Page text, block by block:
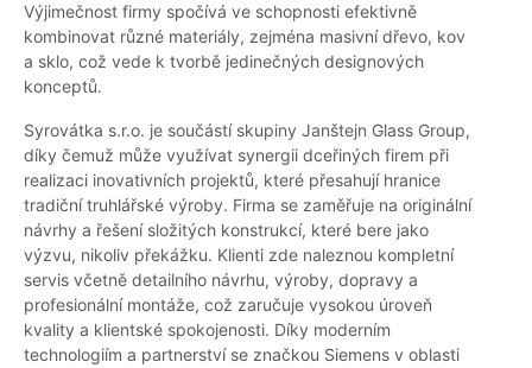
Výjimečnost firmy spočívá ve schopnosti efektivně
kombinovat různé materiály, zejména masivní dřevo, kov
a sklo, což vede k tvorbě jedinečných designových
konceptů.
Syrovátka s.r.o. je součástí skupiny Janštejn Glass Group,
díky čemuž může využívat synergii dceřiných firem při
realizaci inovativních projektů, které přesahují hranice
tradiční truhlářské výroby. Firma se zaměřuje na originální
návrhy a řešení složitých konstrukcí, které bere jako
výzvu, nikoliv překážku. Klienti zde naleznou kompletní
servis včetně detailního návrhu, výroby, dopravy a
profesionální montáže, což zaručuje vysokou úroveň
kvality a klientské spokojenosti. Díky moderním
technologiím a partnerství se značkou Siemens v oblasti